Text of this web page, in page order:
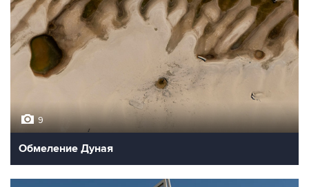
9
Обмеление Дуная